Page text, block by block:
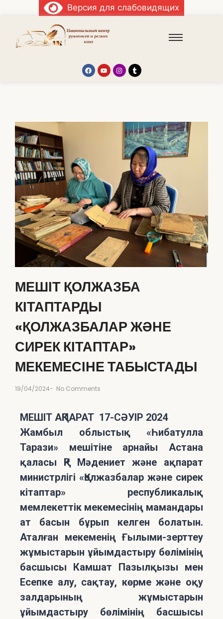
Версия для слабовидящих
МЕШІТ ҚОЛЖАЗБА
КІТАПТАРДЫ
«ҚОЛЖАЗБАЛАР ЖӘНЕ
СИРЕК КІТАПТАР»
МЕКЕМЕСІНЕ ТАБЫСТАДЫ
19/04/2024- No Comments
МЕШІТ АҚПАРАТ 17-СӘУІР 2024
Жамбыл облыстық «Һибатулла
Тарази» мешітіне арнайы Астана
қаласы ҚР Мәдениет және ақпарат
министрлігі «Қолжазбалар және сирек
кітаптар» республикалық
мемлекеттік мекемесінің мамандары
ат басын бұрып келген болатын.
Аталған мекеменің Ғылыми-зерттеу
жұмыстарын ұйымдастыру бөлімінің
басшысы Камшат Пазылқызы мен
Есепке алу, сақтау, көрме және оқу
залдарының жұмыстарын
ұйымдастыру бөлімінің басшысы